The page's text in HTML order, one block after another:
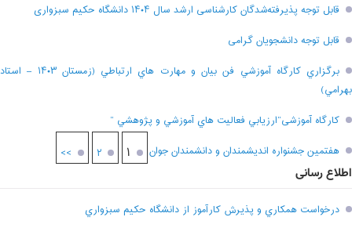
قابل توجه پذیرفته‌شدگان کارشناسی ارشد سال ۱۴۰۴ دانشگاه حکیم سبزواری
قابل توجه دانشجویان گرامی
برگزاري کارگاه آموزشي فن بيان و مهارت هاي ارتباطي (زمستان ۱۴۰۳ – استاد
بهرامي)
کارگاه آموزشی”ارزيابي فعاليت هاي آموزشي و پژوهشي “
هفتمين جشنواره انديشمندان و دانشمندان جوان
۱ ۲ >>
اطلاع رسانی
درخواست همکاري و پذيرش کارآموز از دانشگاه حکيم سبزواري